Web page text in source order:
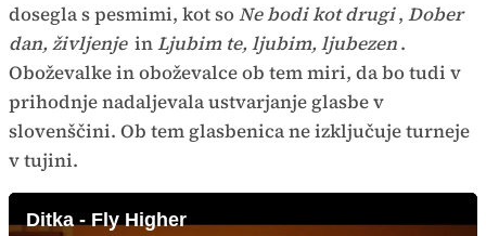
dosegla s pesmimi, kot soNe bodi kot drugi, Dober
dan, življenje inLjubim te, ljubim, ljubezen.
Oboževalke in oboževalce ob tem miri, da bo tudi v
prihodnje nadaljevala ustvarjanje glasbe v
slovenščini. Ob tem glasbenica ne izključuje turneje
v tujini.
Ditka - Fly Higher